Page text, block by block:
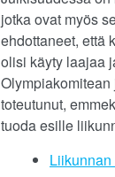
jotka ovat myös
ehdottaneet, että
olisi käyty laajaa
toteutunut,
tuoda esille